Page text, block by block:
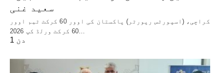
سعید غنی
کراچی، (اسپورٹس رپورٹر) پاکستان کی اوور 60 کرکٹ ٹیم اوور
60 کرکٹ ورلڈ کپ 2026…
1 دن